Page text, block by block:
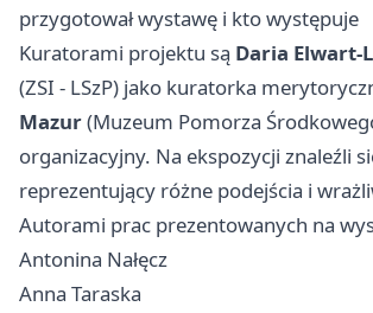
przygotował wystawę i kto występuje
Kuratorami projektu są Daria Elwart-
(ZSI - LSzP) jako kuratorka
Mazur(Muzeum Pomorza
organizacyjny. Na ekspozycji znaleźli
reprezentujący różne podejścia i
Autorami prac prezentowanych na
Antonina Nałęcz
Anna Taraska